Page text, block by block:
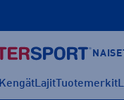
KengätLajitTuotemerkit